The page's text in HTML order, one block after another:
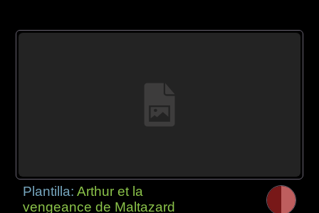
Plantilla:Arthur et la
vengeance de Maltazard